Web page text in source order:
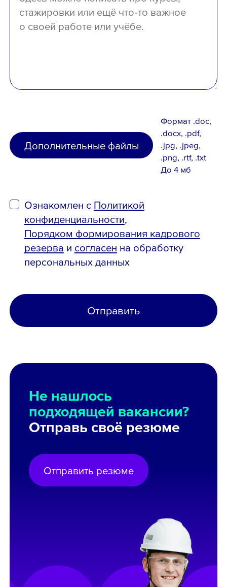
Дополнительные файлы
Формат .doc,
.docx, .pdf,
.jpg, .jpeg,
.png, .rtf, .txt
До 4 мб
Ознакомлен с Политикой
конфиденциальности,
Порядком формирования кадрового
резерва и согласен на обработку
персональных данных
Отправить
Не нашлось
подходящей вакансии?
Отправь своё резюме
Отправить резюме